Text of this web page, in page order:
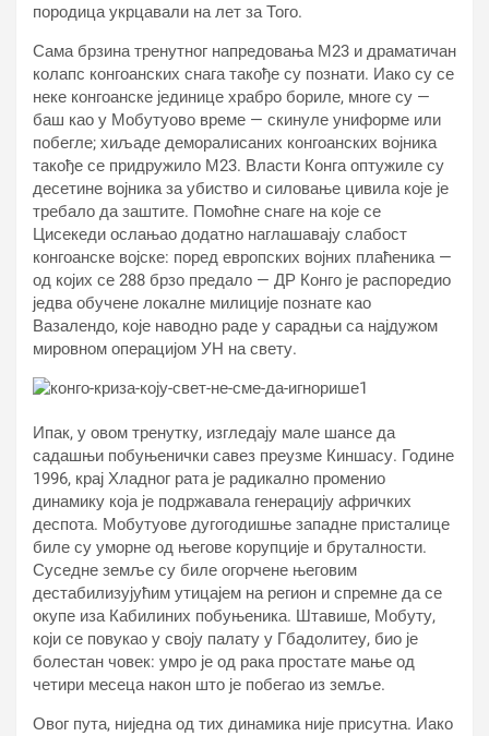
породица укрцавали на лет за Того.
Сама брзина тренутног напредовања М23 и драматичан
колапс конгоанских снага такође су познати. Иако су се
неке конгоанске јединице храбро бориле, многе су —
баш као у Мобутуово време — скинуле униформе или
побегле; хиљаде деморалисаних конгоанских војника
такође се придружило М23. Власти Конга оптужиле су
десетине војника за убиство и силовање цивила које је
требало да заштите. Помоћне снаге на које се
Цисекеди ослањао додатно наглашавају слабост
конгоанске војске: поред европских војних плаћеника —
од којих се 288 брзо предало — ДР Конго је распоредио
једва обучене локалне милиције познате као
Вазалендо, које наводно раде у сарадњи са најдужом
мировном операцијом УН на свету.
Ипак, у овом тренутку, изгледају мале шансе да
садашњи побуњенички савез преузме Киншасу. Године
1996, крај Хладног рата је радикално променио
динамику која је подржавала генерацију афричких
деспота. Мобутуове дугогодишње западне присталице
биле су уморне од његове корупције и бруталности.
Суседне земље су биле огорчене његовим
дестабилизујућим утицајем на регион и спремне да се
окупе иза Кабилиних побуњеника. Штавише, Мобуту,
који се повукао у своју палату у Гбадолитеу, био је
болестан човек: умро је од рака простате мање од
четири месеца након што је побегао из земље.
Овог пута, ниједна од тих динамика није присутна. Иако